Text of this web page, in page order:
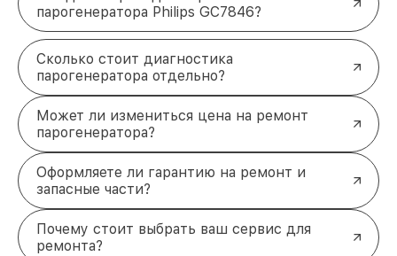
парогенератора Philips GC7846?
Сколько стоит диагностика
парогенератора отдельно?
Может ли измениться цена на ремонт
парогенератора?
Оформляете ли гарантию на ремонт и
запасные части?
Почему стоит выбрать ваш сервис для
ремонта?